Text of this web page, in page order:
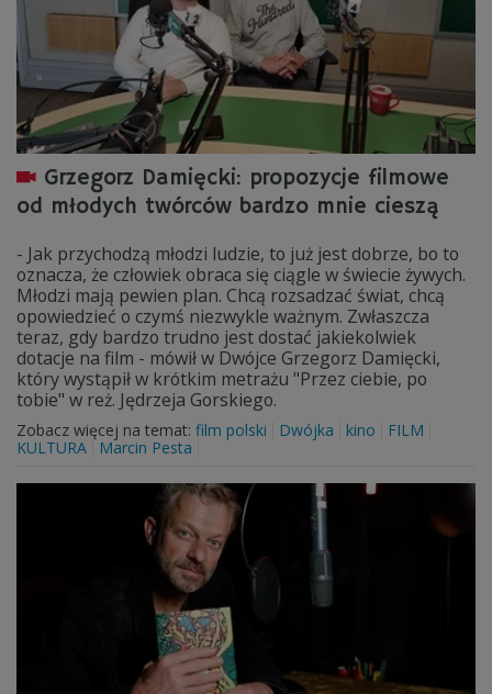
Grzegorz Damięcki: propozycje filmowe
od młodych twórców bardzo mnie cieszą
- Jak przychodzą młodzi ludzie, to już jest dobrze, bo to
oznacza, że człowiek obraca się ciągle w świecie żywych.
Młodzi mają pewien plan. Chcą rozsadzać świat, chcą
opowiedzieć o czymś niezwykle ważnym. Zwłaszcza
teraz, gdy bardzo trudno jest dostać jakiekolwiek
dotacje na film - mówił w Dwójce Grzegorz Damięcki,
który wystąpił w krótkim metrażu "Przez ciebie, po
tobie" w reż. Jędrzeja Gorskiego.
Zobacz więcej na temat: film polski Dwójka kino
FILM
KULTURA
Marcin Pesta